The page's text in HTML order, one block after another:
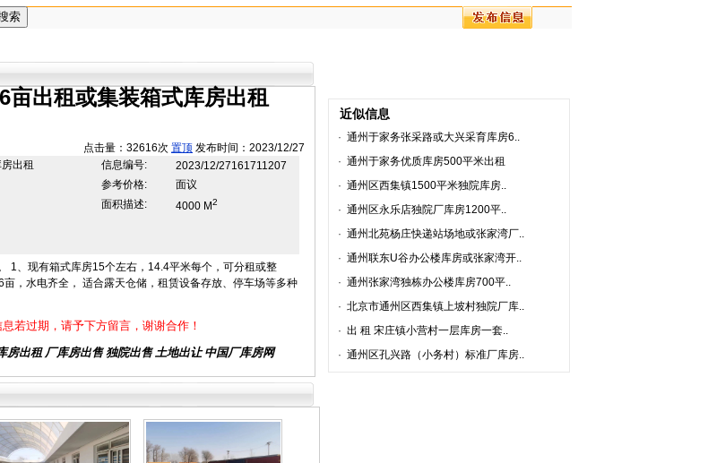
出租或集装箱式库房出租
点击量：32616次 置顶 发布时间：2023/12/27
出租 信息编号:
2023/12/27161711207
参考价格:
面议
面积描述: 4000 M2
1、现有箱式库房15个左右，14.4平米每个，可分租或整
，水电齐全， 适合露天仓储，租赁设备存放、停车场等多种
若过期，请予下方留言，谢谢合作！
房出租 厂库房出售 独院出售 土地出让 中国厂库房网
近似信息
· 通州于家务张采路或大兴采育库房6..
· 通州于家务优质库房500平米出租
· 通州区西集镇1500平米独院库房..
· 通州区永乐店独院厂库房1200平..
· 通州北苑杨庄快递站场地或张家湾厂..
· 通州联东U谷办公楼库房或张家湾开..
· 通州张家湾独栋办公楼库房700平..
· 北京市通州区西集镇上坡村独院厂库..
· 出 租 宋庄镇小营村一层库房一套..
· 通州区孔兴路（小务村）标准厂库房..